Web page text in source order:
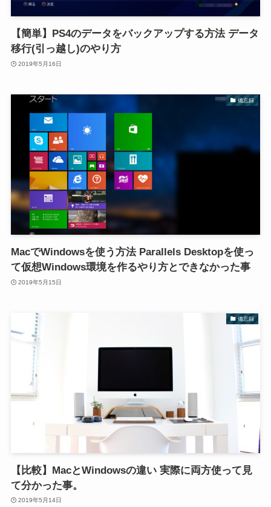
【簡単】PS4のデータをバックアップする方法 データ
移行(引っ越し)のやり方
2019年5月16日
備忘録
MacでWindowsを使う方法 Parallels Desktopを使っ
て仮想Windows環境を作るやり方とできなかった事
2019年5月15日
備忘録
【比較】MacとWindowsの違い 実際に両方使って見
て分かった事。
2019年5月14日